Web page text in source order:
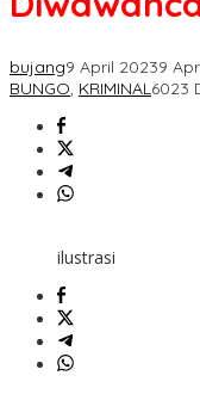
bujang9 April 20239
BUNGO, KRIMINAL6023
ilustrasi